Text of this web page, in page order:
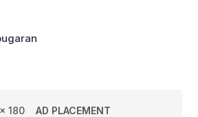
180 AD PLACEMENT